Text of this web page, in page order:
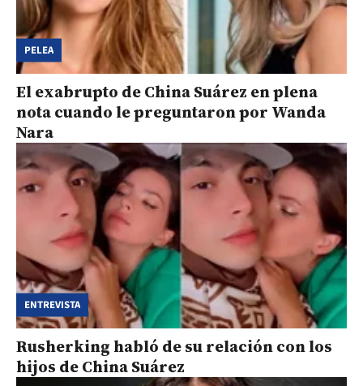
PELEA
El exabrupto de China Suárez en plena
nota cuando le preguntaron por Wanda
Nara
ENTREVISTA
Rusherking habló de su relación con los
hijos de China Suárez